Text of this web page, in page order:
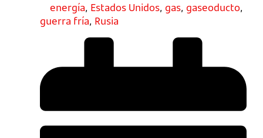
energía, Estados Unidos, gas, gaseoducto,
guerra fría, Rusia